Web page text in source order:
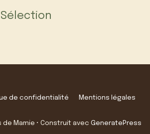
de confidentialité Mentions légales
de Mamie • Construit avec GeneratePress